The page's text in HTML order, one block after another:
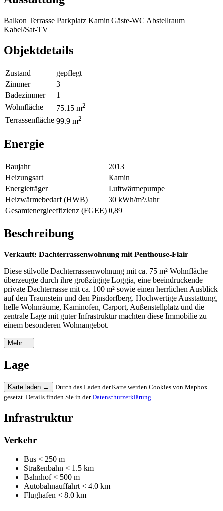
Balkon Terrasse Parkplatz Kamin Gäste-WC Abstellraum
Kabel/Sat-TV
Objektdetails
Zustand
gepflegt
Zimmer
3
Badezimmer
1
Wohnfläche
75.15 m2
Terrassenfläche 99.9 m2
Energie
Baujahr
2013
Heizungsart
Kamin
Energieträger
Luftwärmepumpe
Heizwärmebedarf (HWB)
30 kWh/m²/Jahr
Gesamtenergieeffizienz (FGEE) 0,89
Beschreibung
Verkauft: Dachterrassenwohnung mit Penthouse-Flair
Diese stilvolle Dachterrassenwohnung mit ca. 75 m² Wohnfläche
überzeugte durch ihre großzügige Loggia, eine beeindruckende
private Dachterrasse mit ca. 100 m² sowie einen herrlichen Ausblick
auf den Traunstein und den Pinsdorfberg. Hochwertige Ausstattung,
helle Wohnräume, Kaminofen, Carport, Außenstellplatz und die
zentrale Lage mit guter Infrastruktur machten diese Immobilie zu
einem besonderen Wohnangebot.
Mehr ...
Lage
Karte laden →
Durch das Laden der Karte werden Cookies von Mapbox
gesetzt. Details finden Sie in derDatenschutzerklärung
Infrastruktur
Verkehr
Bus < 250 m
Straßenbahn < 1.5 km
Bahnhof< 500 m
Autobahnauffahrt < 4.0 km
Flughafen < 8.0 km